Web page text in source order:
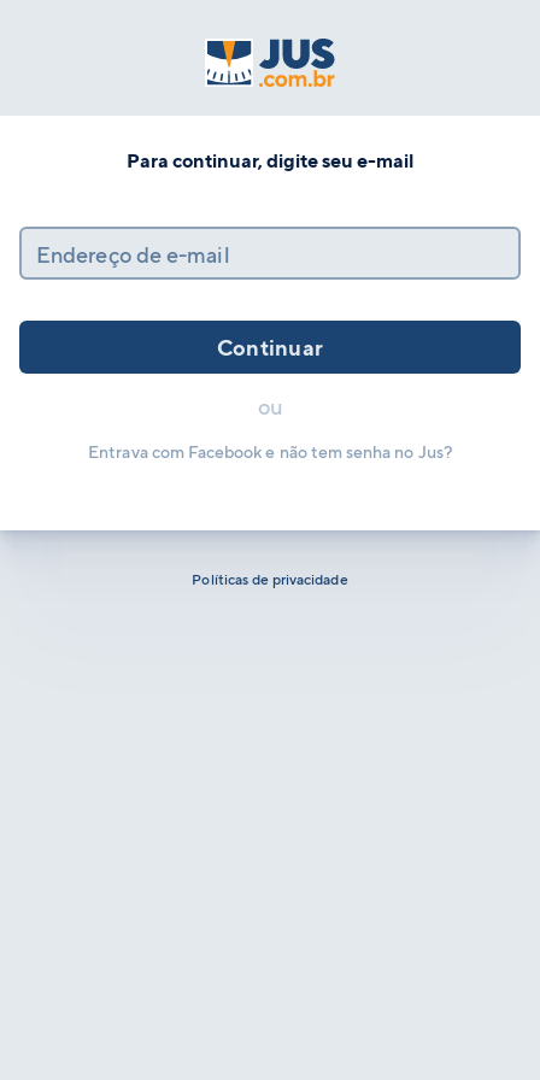
Para continuar, digite seu e-mail
Endereço de e-mail
Continuar
ou
Entrava com Facebook e não tem senha no Jus?
Políticas de privacidade